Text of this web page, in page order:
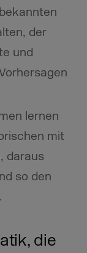
der
und
lernen
mit
daraus
so den
die